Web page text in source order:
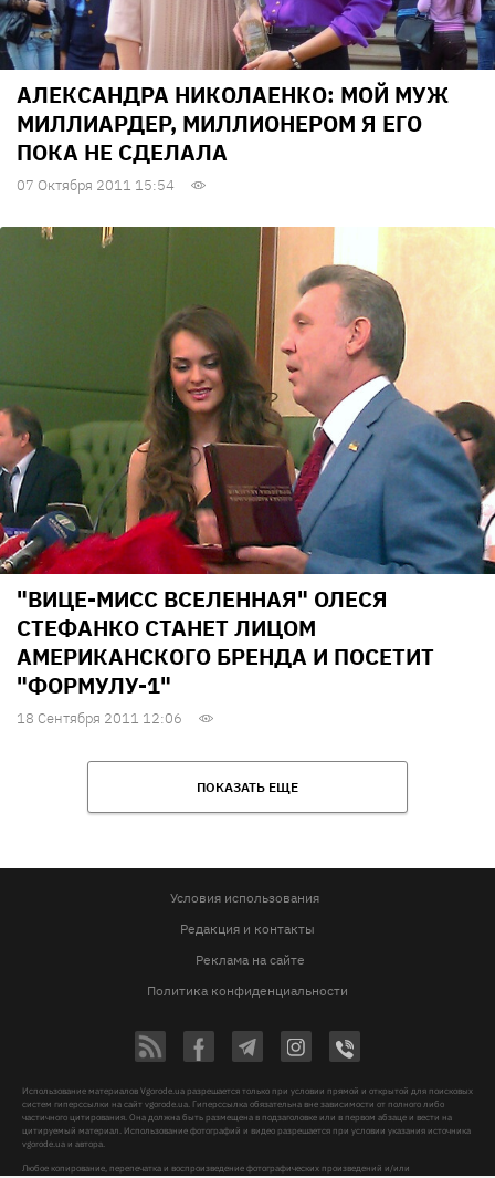
АЛЕКСАНДРА НИКОЛАЕНКО: МОЙ МУЖ
МИЛЛИАРДЕР, МИЛЛИОНЕРОМ Я ЕГО
ПОКА НЕ СДЕЛАЛА
07 Октября 2011 15:54
"ВИЦЕ-МИСС ВСЕЛЕННАЯ" ОЛЕСЯ
СТЕФАНКО СТАНЕТ ЛИЦОМ
АМЕРИКАНСКОГО БРЕНДА И ПОСЕТИТ
"ФОРМУЛУ-1"
18 Сентября 2011 12:06
ПОКАЗАТЬ ЕЩЕ
Условия использования
Редакция и контакты
Реклама на сайте
Политика конфиденциальности
Использование материалов Vgorode.ua разрешается только при условии прямой и открытой для поисковых
систем гиперссылки на сайт vgorode.ua. Гиперссылка обязательна вне зависимости от полного либо
частичного цитирования. Она должна быть размещена в подзаголовке или в первом абзаце и вести на
цитируемый материал. Использование фотографий и видео разрешается при условии указания источника
vgorode.ua и автора.
Любое копирование, перепечатка и воспроизведение фотографических произведений и/или